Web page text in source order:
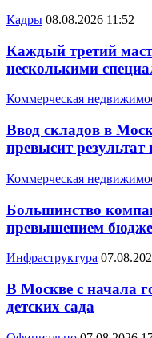
Кадры 08.08.2026 11:52
Каждый третий
несколькими
Коммерческая
Ввод складов в
превысит
Коммерческая
Большинство
превышением
Инфраструктура
В Москве с начала
детских сада